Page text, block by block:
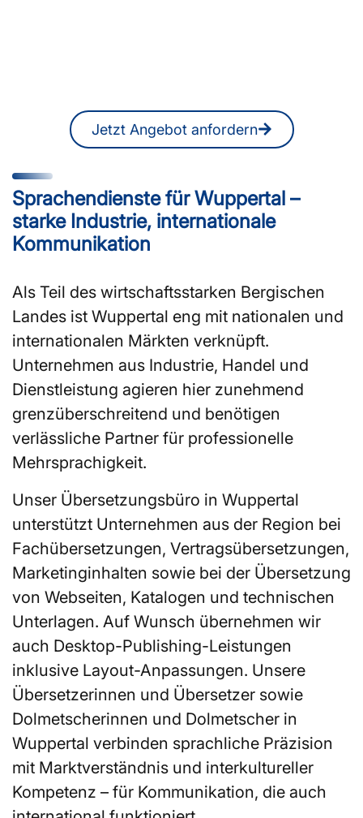
Jetzt Angebot anfordern
Sprachendienste für Wuppertal –
starke Industrie, internationale
Kommunikation
Als Teil des wirtschaftsstarken Bergischen
Landes ist Wuppertal eng mit nationalen und
internationalen Märkten verknüpft.
Unternehmen aus Industrie, Handel und
Dienstleistung agieren hier zunehmend
grenzüberschreitend und benötigen
verlässliche Partner für professionelle
Mehrsprachigkeit.
Unser Übersetzungsbüro in Wuppertal
unterstützt Unternehmen aus der Region bei
Fachübersetzungen, Vertragsübersetzungen,
Marketinginhalten sowie bei der Übersetzung
von Webseiten, Katalogen und technischen
Unterlagen. Auf Wunsch übernehmen wir
auch Desktop-Publishing-Leistungen
inklusive Layout-Anpassungen. Unsere
Übersetzerinnen und Übersetzer sowie
Dolmetscherinnen und Dolmetscher in
Wuppertal verbinden sprachliche Präzision
mit Marktverständnis und interkultureller
Kompetenz – für Kommunikation, die auch